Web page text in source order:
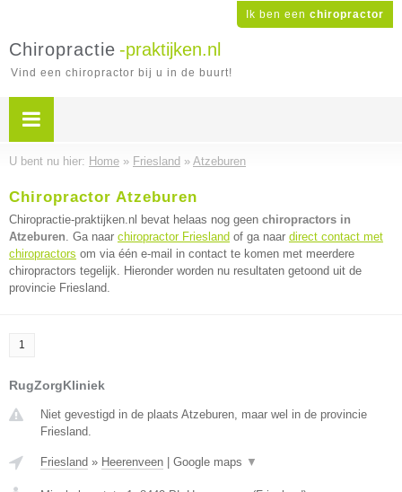
Ik ben een chiropractor
Chiropractie -praktijken.nl
Vind een chiropractor bij u in de buurt!
U bent nu hier: Home » Friesland » Atzeburen
Chiropractor Atzeburen
Chiropractie-praktijken.nl bevat helaas nog geen chiropractors in
Atzeburen. Ga naar chiropractor Friesland of ga naar direct contact met
chiropractors om via één e-mail in contact te komen met meerdere
chiropractors tegelijk. Hieronder worden nu resultaten getoond uit de
provincie Friesland.
1
RugZorgKliniek
Niet gevestigd in de plaats Atzeburen, maar wel in de provincie
Friesland.
Friesland » Heerenveen Google maps ▼